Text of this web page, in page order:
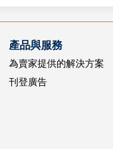
產品與服務
為賣家提供的解決方案
刊登廣告